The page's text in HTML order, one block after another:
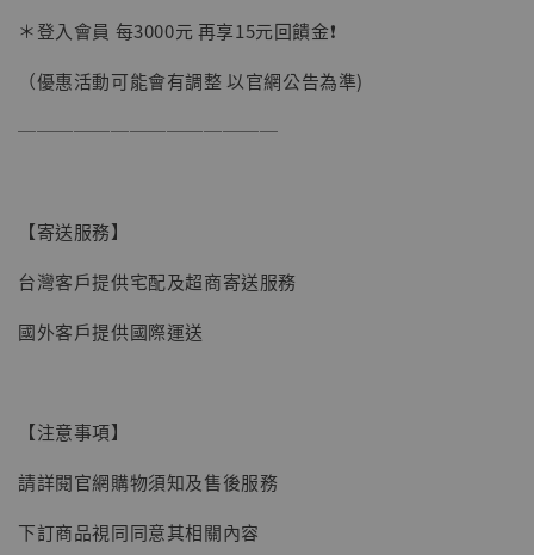
加購優惠【讓子彈飛 鵝城縣長 張麻子 [BK01]】
【現貨】BJSTUDIO 1/6系列可動蒐藏人偶 讓
＊登入會員 每3000元 再享15元回饋金❗️
（優惠活動可能會有調整 以官網公告為準)
──────────────
【寄送服務】
台灣客戶提供宅配及超商寄送服務
國外客戶提供國際運送
【注意事項】
請詳閱官網購物須知及售後服務
下訂商品視同同意其相關內容